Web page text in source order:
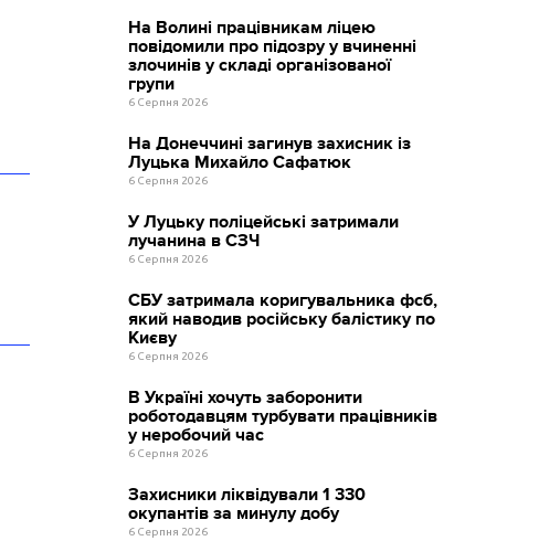
На Волині працівникам ліцею
повідомили про підозру у вчиненні
злочинів у складі організованої
групи
6 Серпня 2026
На Донеччині загинув захисник із
Луцька Михайло Сафатюк
6 Серпня 2026
У Луцьку поліцейські затримали
лучанина в СЗЧ
6 Серпня 2026
СБУ затримала коригувальника фсб,
який наводив російську балістику по
Києву
6 Серпня 2026
В Україні хочуть заборонити
роботодавцям турбувати працівників
у неробочий час
6 Серпня 2026
Захисники ліквідували 1 330
окупантів за минулу добу
6 Серпня 2026